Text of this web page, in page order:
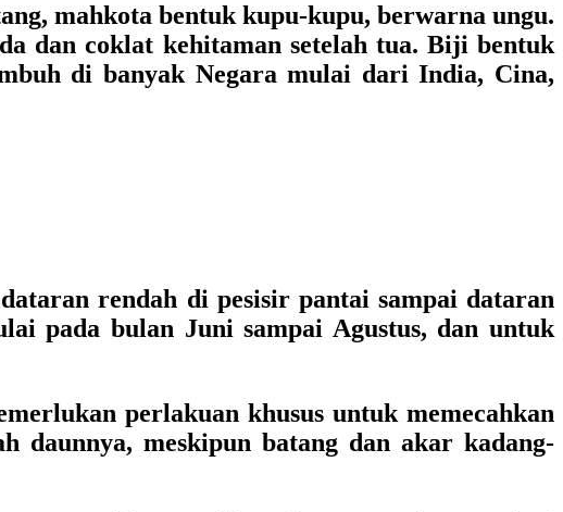
mahkota bentuk kupu-kupu, berwarna ungu.
dan coklat kehitaman setelah tua. Biji bentuk
di banyak Negara mulai dari India, Cina,
rendah di pesisir pantai sampai dataran
pada bulan Juni sampai Agustus, dan untuk
perlakuan khusus untuk memecahkan
daunnya, meskipun batang dan akar kadang-